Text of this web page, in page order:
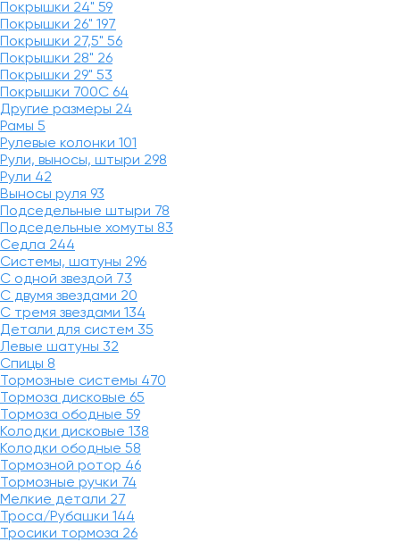
Покрышки 24" 59
Покрышки 26" 197
Покрышки 27,5" 56
Покрышки 28" 26
Покрышки 29" 53
Покрышки 700C 64
Другие размеры 24
Рамы 5
Рулевые колонки 101
Рули, выносы, штыри 298
Рули 42
Выносы руля 93
Подседельные штыри 78
Подседельные хомуты 83
Седла 244
Системы, шатуны 296
С одной звездой 73
С двумя звездами 20
С тремя звездами 134
Детали для систем 35
Левые шатуны 32
Спицы 8
Тормозные системы 470
Тормоза дисковые 65
Тормоза ободные 59
Колодки дисковые 138
Колодки ободные 58
Тормозной ротор 46
Тормозные ручки 74
Мелкие детали 27
Троса/Рубашки 144
Тросики тормоза 26